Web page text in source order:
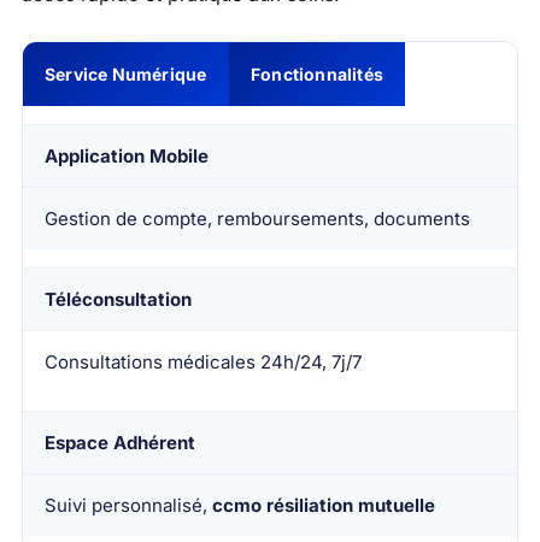
Service Numérique Fonctionnalités
Application Mobile
Gestion de compte, remboursements, documents
Téléconsultation
Consultations médicales 24h/24, 7j/7
Espace Adhérent
Suivi personnalisé, ccmo résiliation mutuelle